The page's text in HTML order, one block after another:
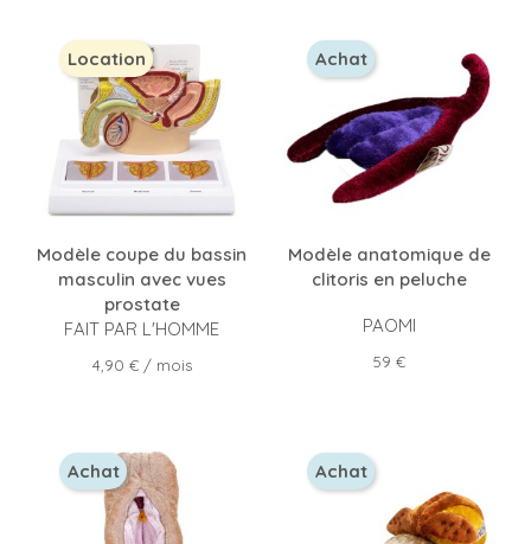
Modèle coupe du bassin
masculin avec vues
prostate
FAIT PAR L'HOMME
Prix
4,90 €/ mois
Location
Modèle anatomique de
clitoris en peluche
PAOMI
Prix
59 €
Achat
Achat Achat